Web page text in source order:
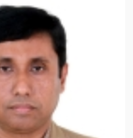
Mahbubur
Department
science
Enthusiast Representative